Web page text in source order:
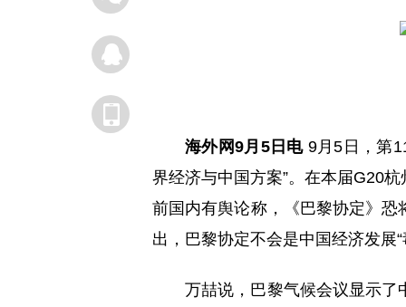
海外网9月5日电9月5日，第
界经济与中国方案”。在本届G20
前国内有舆论称，《巴黎协定》
出，巴黎协定不会是中国经济发展“
万喆说，巴黎气候会议显示